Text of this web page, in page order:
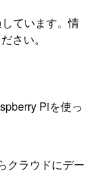
ています。情
さい。
Piを使っ
クラウドにデー